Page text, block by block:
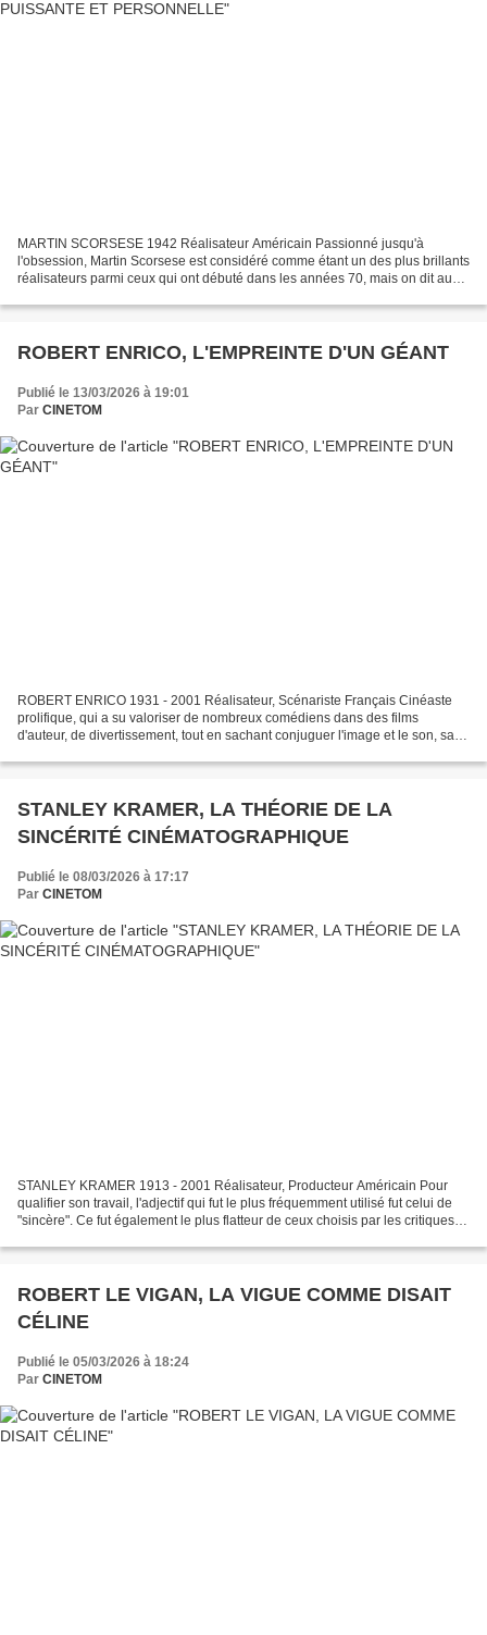
MARTIN SCORSESE 1942 Réalisateur Américain Passionné jusqu'à
l'obsession, Martin Scorsese est considéré comme étant un des plus brillants
réalisateurs parmi ceux qui ont débuté dans les années 70, mais on dit aussi
ROBERT ENRICO, L'EMPREINTE D'UN GÉANT
Publié le 13/03/2026 à 19:01
Par CINETOM
ROBERT ENRICO 1931 - 2001 Réalisateur, Scénariste Français Cinéaste
prolifique, qui a su valoriser de nombreux comédiens dans des films
d'auteur, de divertissement, tout en sachant conjuguer l'image et le son, sans
STANLEY KRAMER, LA THÉORIE DE LA
SINCÉRITÉ CINÉMATOGRAPHIQUE
Publié le 08/03/2026 à 17:17
Par CINETOM
STANLEY KRAMER 1913 - 2001 Réalisateur, Producteur Américain Pour
qualifier son travail, l'adjectif qui fut le plus fréquemment utilisé fut celui de
"sincère". Ce fut également le plus flatteur de ceux choisis par les critiques. Il
ROBERT LE VIGAN, LA VIGUE COMME DISAIT
CÉLINE
Publié le 05/03/2026 à 18:24
Par CINETOM